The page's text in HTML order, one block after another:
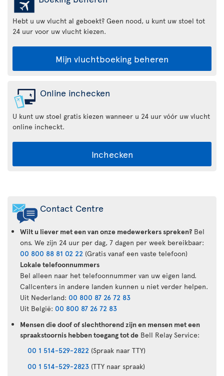
Hebt u uw vlucht al geboekt? Geen nood, u kunt uw stoel tot
24 uur voor uw vlucht kiezen.
Mijn vluchtboeking beheren
Online inchecken
U kunt uw stoel gratis kiezen wanneer u 24 uur vóór uw vlucht
online incheckt.
Inchecken
Transat
App
Contact Centre
Wilt u liever met een van onze medewerkers spreken? Bel
ons. We zijn 24 uur per dag, 7 dagen per week bereikbaar:
00 800 88 81 02 22 (Gratis vanaf een vaste telefoon)
Lokale telefoonnummers
Bel alleen naar het telefoonnummer van uw eigen land.
Callcenters in andere landen kunnen u niet verder helpen.
Uit Nederland: 00 800 87 26 72 83
Uit België: 00 800 87 26 72 83
Mensen die doof of slechthorend zijn en mensen met een
spraakstoornis hebben toegang tot de Bell Relay Service:
00 1 514-529-2822 (Spraak naar TTY)
00 1 514-529-2823 (TTY naar spraak)